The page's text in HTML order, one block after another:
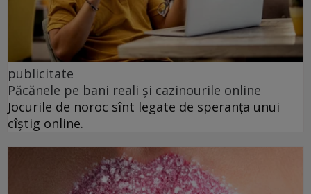
publicitate
Păcănele pe bani reali și cazinourile online
Jocurile de noroc sînt legate de speranța unui
cîștig online.